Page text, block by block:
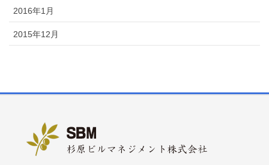
2016年1月
2015年12月